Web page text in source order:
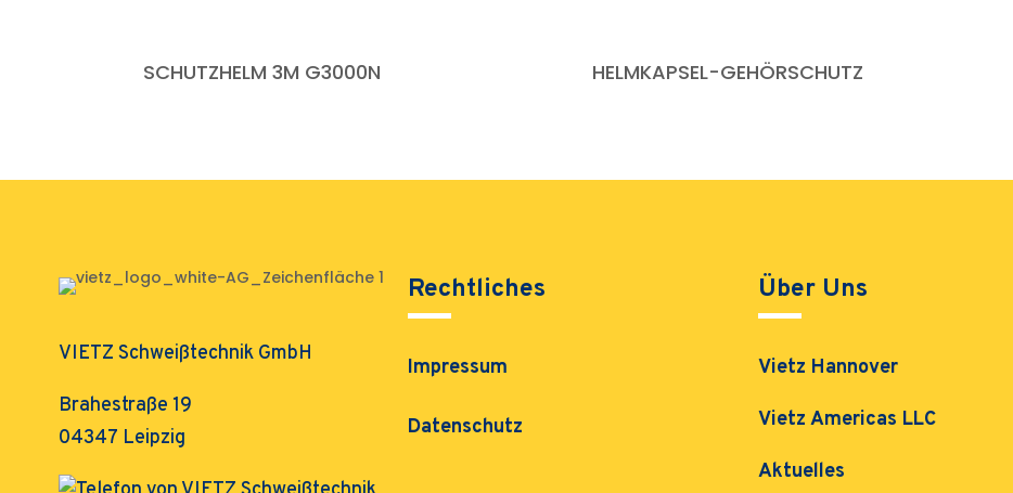
SCHUTZHELM 3M G3000N HELMKAPSEL-GEHÖRSCHUTZ
VIETZ Schweißtechnik GmbH
Brahestraße 19
04347 Leipzig
Rechtliches
Impressum
Datenschutz
Über Uns
Vietz Hannover
Vietz Americas LLC
Aktuelles